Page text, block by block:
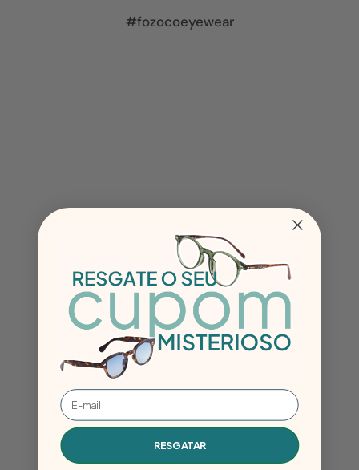
#fozocoeyewear
RESGATAR